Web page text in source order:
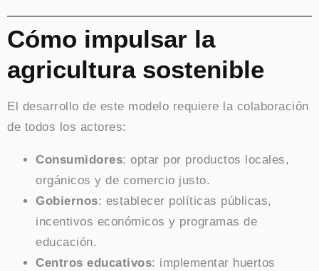
Cómo impulsar la
agricultura sostenible
El desarrollo de este modelo requiere la colaboración
de todos los actores:
Consumidores: optar por productos locales,
orgánicos y de comercio justo.
Gobiernos: establecer políticas públicas,
incentivos económicos y programas de
educación.
Centros educativos: implementar huertos